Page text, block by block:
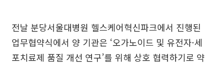
전날 분당서울대병원 헬스케어혁신파크에서 진행된
업무협약식에서 양 기관은 ‘오가노이드 및 유전자·세
포치료제 품질 개선 연구’를 위해 상호 협력하기로 약